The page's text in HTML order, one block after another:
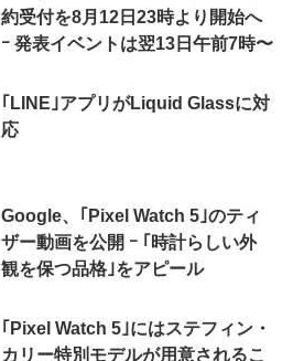
約受付を8月12日23時より開始へ
ｰ 発表イベントは翌13日午前7時〜
｢LINE｣アプリがLiquid Glassに対
応
Google、｢Pixel Watch 5｣のティ
ザー動画を公開 ｰ ｢時計らしい外
観を保つ品格｣をアピール
｢Pixel Watch 5｣にはステフィン・
カリー特別モデルが用意されるこ